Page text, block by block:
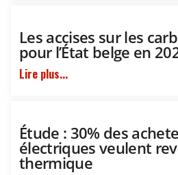
Les accises sur les
pour l’État belge en
Lire plus...
Étude : 30% des
électriques veulent
thermique